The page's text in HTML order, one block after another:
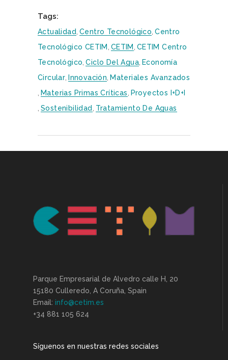
Tags:
Actualidad Centro Tecnológico Centro
Tecnológico CETIM CETIM CETIM Centro
Tecnológico Ciclo Del Agua Economía
Circular
Innovación Materiales Avanzados
Materias Primas Críticas
Proyectos I+D+i
Sostenibilidad Tratamiento De Aguas
Parque Empresarial de Alvedro calle H, 20
15180 Culleredo, A Coruña, Spain
Email: info@cetim.es
+34 881 105 624
Síguenos en nuestras redes sociales